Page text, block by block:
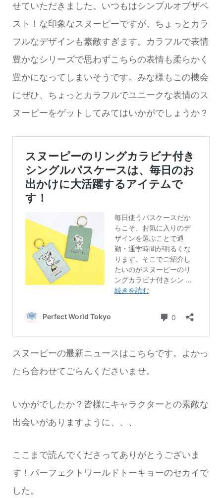
せていただきました。いつもはシンプルオブザベ
スト！な印象なスヌーピーですが、ちょっとカラ
フルなデザインも素敵すぎます。カラフルで表情
豊かなシリーズで思わずこちらの表情も柔らかく
豊かになってしまいそうです。みな様もこの機会
にぜひ、ちょっとカラフルでユニークな表情のス
ヌーピーをゲットしてみてはいかがでしょうか？
スヌーピーの最新ニュースはこちらです。よかっ
たら合わせてごらんくださいませ。
いかがでしたか？皆様にキャラクターとの素敵な
出会いがありますように、、、
ここまで読んでくださってありがとうございま
す！パーフェクトワールドトーキョーのセカイで
した。